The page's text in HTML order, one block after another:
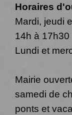
Horaires
Mardi, jeudi
14h à 17h30
Lundi et
Mairie
samedi de
ponts et